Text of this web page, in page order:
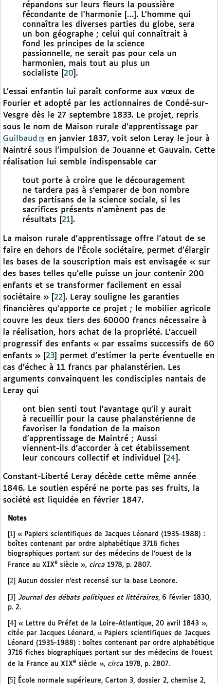
répandons sur leurs fleurs la poussière
fécondante de l’harmonie […]. L’homme qui
connaîtra les diverses parties du globe, sera
un bon géographe ; celui qui connaîtrait à
fond les principes de la science
passionnelle, ne serait pas pour cela un
harmonien, mais tout au plus un
socialiste
20 .
L’essai enfantin lui paraît conforme aux vœux de
Fourier et adopté par les actionnaires de Condé-sur-
Vesgre dès le 27 septembre 1833. Le projet, repris
sous le nom de Maison rurale d’apprentissage par
Guilbaud
en janvier 1837, voit selon Leray le jour à
Naintré sous l’impulsion de Jouanne et Gauvain. Cette
réalisation lui semble indispensable car
tout porte à croire que le découragement
ne tardera pas à s’emparer de bon nombre
des partisans de la science sociale, si les
sacrifices présents n’amènent pas de
résultats
21 .
La maison rurale d’apprentissage offre l’atout de se
faire en dehors de l’École sociétaire, permet d’élargir
les bases de la souscription mais est envisagée « sur
des bases telles qu’elle puisse un jour contenir 200
enfants et se transformer facilement en essai
sociétaire »
22 . Leray souligne les garanties
financières qu’apporte ce projet ; le mobilier agricole
couvre les deux tiers des 60000 francs nécessaire à
la réalisation, hors achat de la propriété. L’accueil
progressif des enfants « par essaims successifs de 60
enfants »
23
permet d’estimer la perte éventuelle en
cas d’échec à 11 francs par phalanstérien. Les
arguments convainquent les condisciples nantais de
Leray qui
ont bien senti tout l’avantage qu’il y aurait
à recueillir pour la cause phalanstérienne de
favoriser la fondation de la maison
d’apprentissage de Maintré ; Aussi
viennent-ils d’accorder à cet établissement
leur concours collectif et individuel
24 .
Constant-Liberté Leray décède cette même année
1846. Le soutien espéré ne porte pas ses fruits, la
société est liquidée en février 1847.
Notes
1
« Papiers scientifiques de Jacques Léonard (1935-1988) :
boîtes contenant par ordre alphabétique 3716 fiches
biographiques portant sur des médecins de l’ouest de la
France au XIXe siècle », circa 1978, p. 2807.
2 Aucun dossier n’est recensé sur la base Leonore.
[3] Journal des débats politiques et littéraires, 6 février 1830,
p. 2.
4
« Lettre du Préfet de la Loire-Atlantique, 20 avril 1843 »,
citée par Jacques Léonard, « Papiers scientifiques de Jacques
Léonard (1935-1988) : boîtes contenant par ordre alphabétique
3716 fiches biographiques portant sur des médecins de l’ouest
de la France au XIXe siècle », circa 1978, p. 2807.
[5] École normale supérieure, Carton 3, dossier 2, chemise 2,